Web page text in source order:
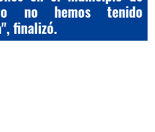
no hemos tenido
finalizó.